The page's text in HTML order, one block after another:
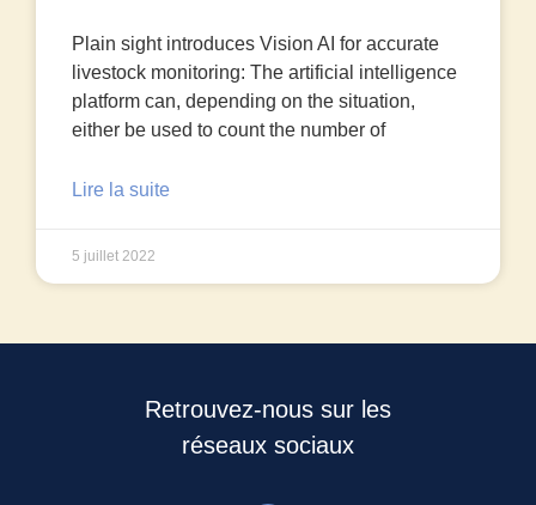
Plain sight introduces Vision AI for accurate
livestock monitoring: The artificial intelligence
platform can, depending on the situation,
either be used to count the number of
Lire la suite
5 juillet 2022
Retrouvez-nous sur les
réseaux sociaux